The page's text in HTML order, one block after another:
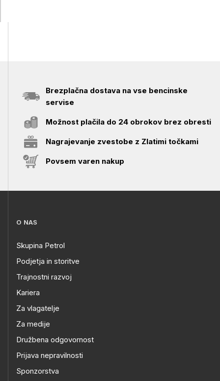
Brezplačna dostava na vse bencinske
servise
Možnost plačila do 24 obrokov brez obresti
Nagrajevanje zvestobe z Zlatimi točkami
Povsem varen nakup
O NAS
Skupina Petrol
Podjetja in storitve
Trajnostni razvoj
Kariera
Za vlagatelje
Za medije
Družbena odgovornost
Prijava nepravilnosti
Sponzorstva